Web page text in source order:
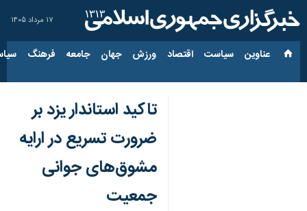
۱۷ مرداد ۱۴۰۵
عناوین‌ سیاست اقتصاد ورزش جهان جامعه فرهنگ
تاکید استاندار یزد بر
ضرورت تسریع در ارایه
مشوق‌های جوانی
جمعیت